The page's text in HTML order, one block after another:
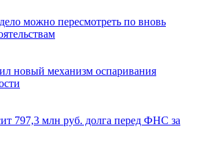
можно пересмотреть по вновь
новый механизм оспаривания
797,3 млн руб. долга перед ФНС за